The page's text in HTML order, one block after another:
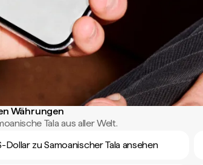
Währungen
Tala aus aller Welt.
zu Samoanischer Tala ansehen